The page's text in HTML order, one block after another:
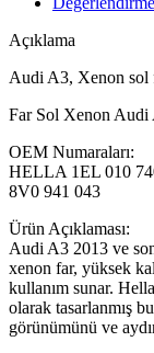
Açıklama
Audi A3, Xenon sol
Far Sol Xenon Audi
OEM Numaraları:
HELLA 1EL 010
8V0 941 043
Ürün Açıklaması:
Audi A3 2013 ve
xenon far, yüksek
kullanım sunar.
olarak tasarlanmış
görünümünü ve